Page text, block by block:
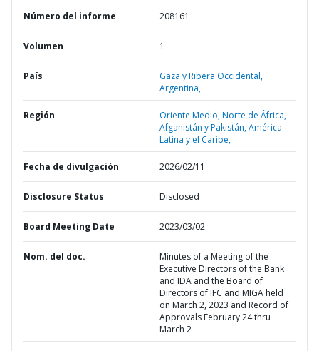
Número del informe 208161
Volumen 1
País
Gaza y Ribera Occidental,
Argentina,
Región
Oriente Medio, Norte de África,
Afganistán y Pakistán,América
Latina y el Caribe,
Fecha de divulgación 2026/02/11
Disclosure Status Disclosed
Board Meeting Date 2023/03/02
Nom. del doc.
Minutes of a Meeting of the
Executive Directors of the Bank
and IDA and the Board of
Directors of IFC and MIGA held
on March 2, 2023 and Record of
Approvals February 24 thru
March 2